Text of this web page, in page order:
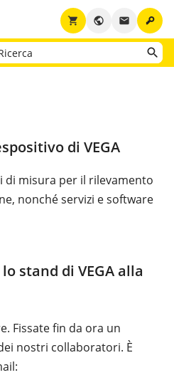
key
email
public
shopping_cart
di VEGA
di misura per il rilevamento
nonché servizi e software
stand di VEGA alla
Fissate fin da ora un
nostri collaboratori. È